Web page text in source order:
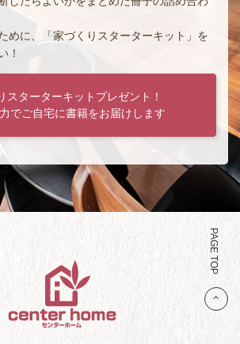
めに、「家づくりスターターキット」を
！
スターターキットプレゼント！
でご自宅に書籍をお届けします
PAGE TOP